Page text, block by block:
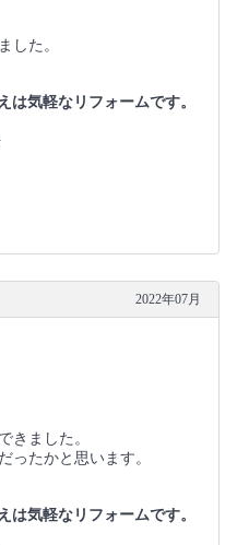
した。
は気軽なリフォームです。
2022年07月
きました。
ったかと思います。
は気軽なリフォームです。